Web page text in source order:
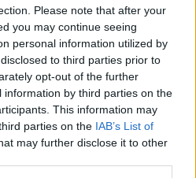
Please note that after your
you may continue seeing
personal information utilized by
to third parties prior to
opt-out of the further
by third parties on the
This information may
parties on the IAB’s List of
may further disclose it to other
ρευστό πολιτικό
και η ευγένεια»
έζησε από κοντά τη
Λιαρέλλης
προβληματισμένος για το
λόγου.